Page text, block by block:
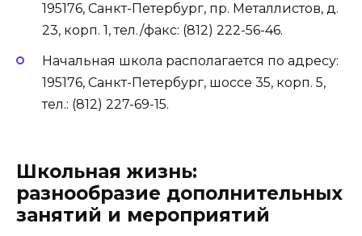
195176, Санкт-Петербург, пр. Металлистов, д.
23, корп. 1, тел./факс: (812) 222-56-46.
Начальная школа располагается по адресу:
195176, Санкт-Петербург, шоссе 35, корп. 5,
тел.: (812) 227-69-15.
Школьная жизнь:
разнообразие дополнительных
занятий и мероприятий